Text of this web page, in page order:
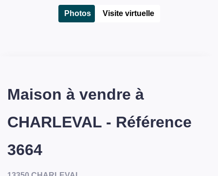
Photos Visite virtuelle
Maison à vendre à
CHARLEVAL - Référence
3664